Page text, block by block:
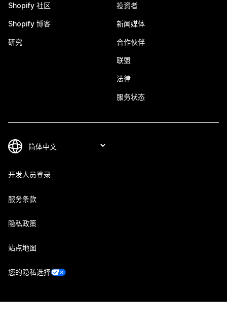
Shopify 社区
Shopify 博客
研究
投资者
新闻媒体
合作伙伴
联盟
法律
服务状态
开发人员登录
服务条款
隐私政策
站点地图
您的隐私选择